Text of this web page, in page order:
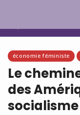
économie féministe
Le
des
socialisme